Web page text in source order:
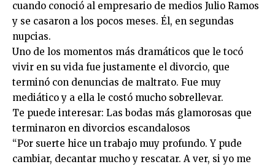
cuando conoció al empresario de medios Julio Ramos
y se casaron a los pocos meses. Él, en segundas
nupcias.
Uno de los momentos más dramáticos que le tocó
vivir en su vida fue justamente el divorcio, que
terminó con denuncias de maltrato. Fue muy
mediático y a ella le costó mucho sobrellevar.
Te puede interesar: Las bodas más glamorosas que
terminaron en divorcios escandalosos
“Por suerte hice un trabajo muy profundo. Y pude
cambiar, decantar mucho y rescatar. A ver, si yo me